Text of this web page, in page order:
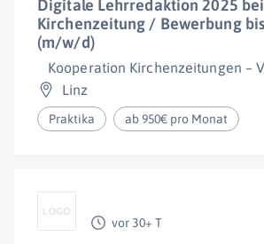
Digitale Lehrredaktion 2025
Kirchenzeitung / Bewerbung
(m/w/d)
Kooperation Kirchenzeitungen –
Linz
Praktika ab 950€ pro Monat
vor 30+ T